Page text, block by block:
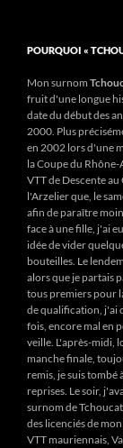
POURQUOI «
Mon surnom
fruit d'une longue
date du début des
2000. Plus
en 2002 lors d'une
la Coupe du Rhône-
VTT de Descente au
l'Arzelier que, le
afin de paraître
face à une fille, j'ai
idée de vider
bouteilles. Le
alors que je partais
tous premiers pour
de qualification, j'ai
fois, encore mal en
veille. L'après-midi,
manche finale,
remis, je suis tombé
reprises. Le soir,
surnom de
des licenciés de
VTT mauriennais,